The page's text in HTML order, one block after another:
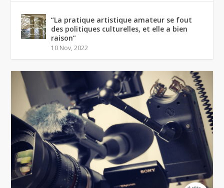
“La pratique artistique amateur se fout
des politiques culturelles, et elle a bien
raison”
10 Nov, 2022